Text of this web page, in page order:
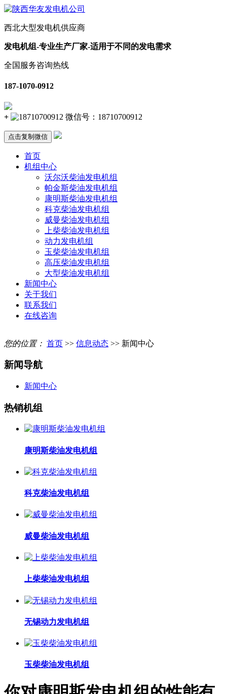
西北大型发电机供应商
发电机组-专业生产厂家-适用于不同的发电需求
全国服务咨询热线
187-1070-0912
+ 微信号： 18710700912
点击复制微信
首页
机组中心
沃尔沃柴油发电机组
帕金斯柴油发电机组
康明斯柴油发电机组
科克柴油发电机组
威曼柴油发电机组
上柴柴油发电机组
动力发电机组
玉柴柴油发电机组
高压柴油发电机组
大型柴油发电机组
新闻中心
关于我们
联系我们
在线咨询
您的位置： 首页 >> 信息动态 >> 新闻中心
新闻导航
新闻中心
热销机组
康明斯柴油发电机组
科克柴油发电机组
威曼柴油发电机组
上柴柴油发电机组
无锡动力发电机组
玉柴柴油发电机组